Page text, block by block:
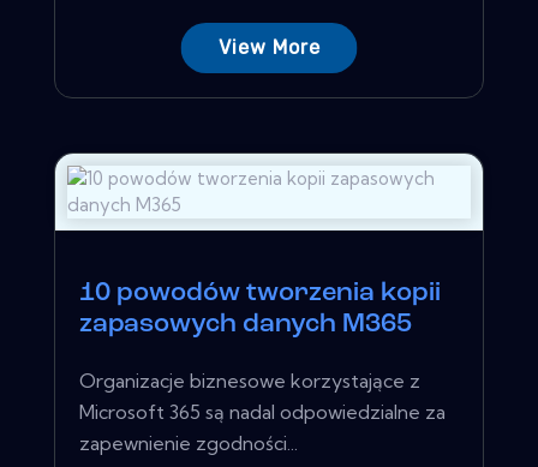
View More
10 powodów tworzenia kopii
zapasowych danych M365
Organizacje biznesowe korzystające z
Microsoft 365 są nadal odpowiedzialne za
zapewnienie zgodności...